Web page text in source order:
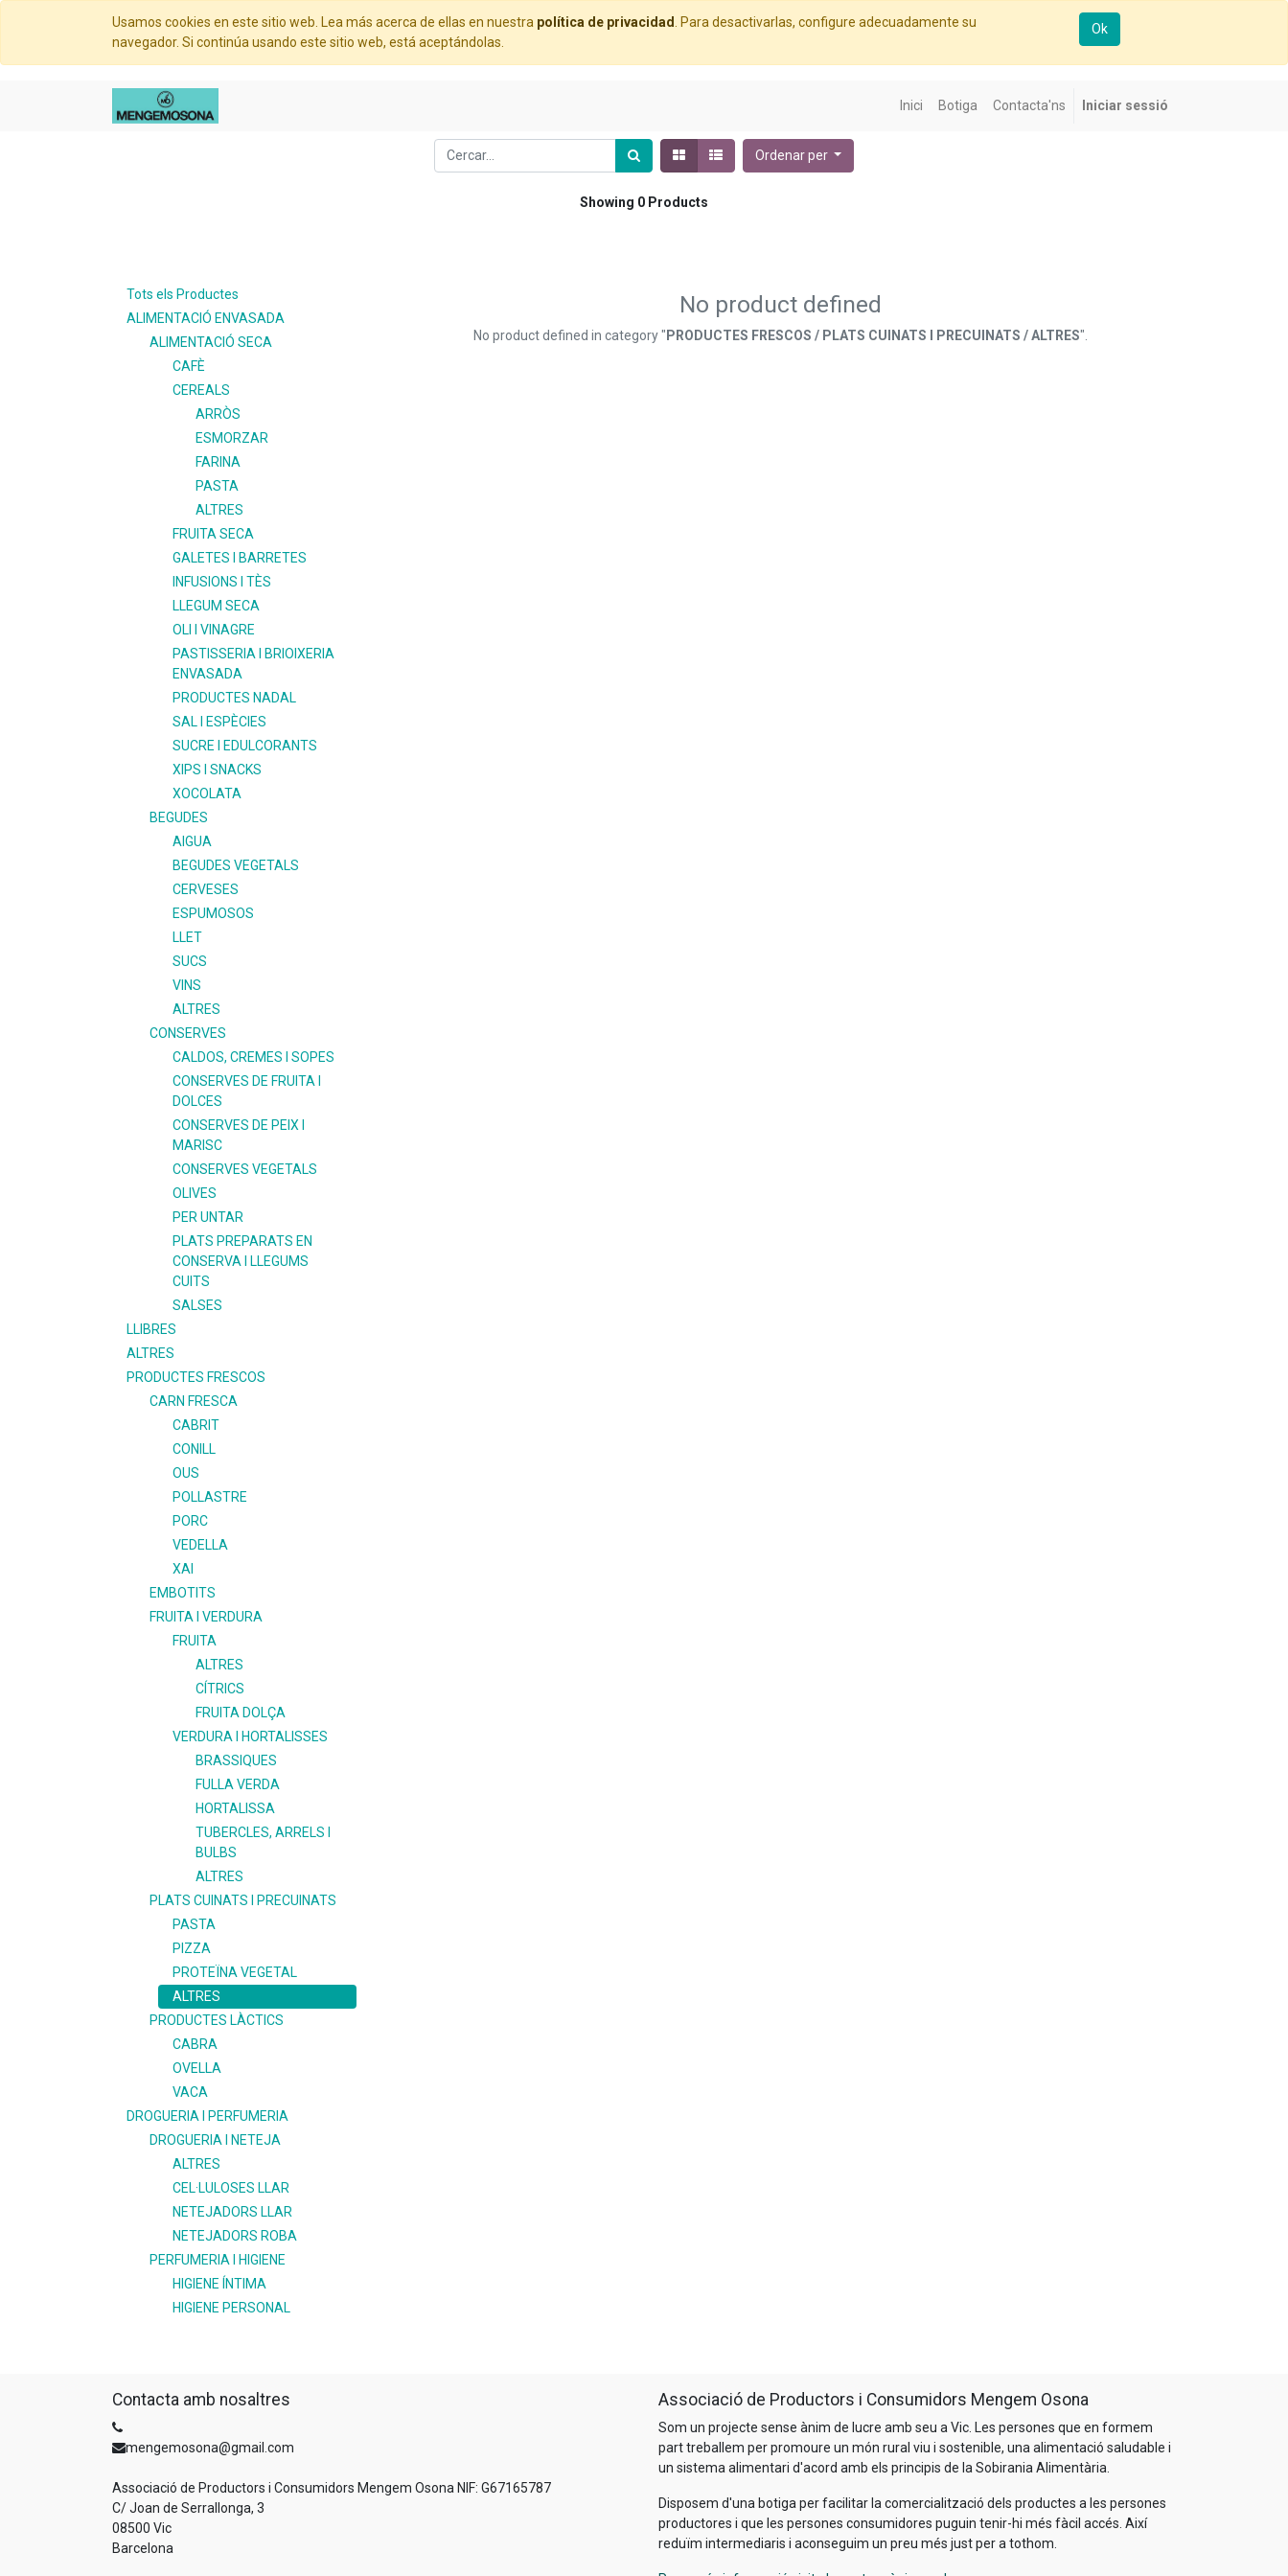
Usamos cookies en este sitio web. Lea más acerca de ellas en nuestra política de privacidad
. Para desactivarlas, configure adecuadamente su
navegador. Si continúa usando este sitio web, está aceptándolas.
Ok
Inici Botiga Contacta'ns Iniciar sessió
Ordenar per
Showing 0 Products
Tots els Productes
ALIMENTACIÓ ENVASADA
ALIMENTACIÓ SECA
CAFÈ
CEREALS
ARRÒS
ESMORZAR
FARINA
PASTA
ALTRES
FRUITA SECA
GALETES I BARRETES
INFUSIONS I TÈS
LLEGUM SECA
OLI I VINAGRE
PASTISSERIA I BRIOIXERIA
ENVASADA
PRODUCTES NADAL
SAL I ESPÈCIES
SUCRE I EDULCORANTS
XIPS I SNACKS
XOCOLATA
BEGUDES
AIGUA
BEGUDES VEGETALS
CERVESES
ESPUMOSOS
LLET
SUCS
VINS
ALTRES
CONSERVES
CALDOS, CREMES I SOPES
CONSERVES DE FRUITA I
DOLCES
CONSERVES DE PEIX I
MARISC
CONSERVES VEGETALS
OLIVES
PER UNTAR
PLATS PREPARATS EN
CONSERVA I LLEGUMS
CUITS
SALSES
LLIBRES
ALTRES
PRODUCTES FRESCOS
CARN FRESCA
CABRIT
CONILL
OUS
POLLASTRE
PORC
VEDELLA
XAI
EMBOTITS
FRUITA I VERDURA
FRUITA
ALTRES
CÍTRICS
FRUITA DOLÇA
VERDURA I HORTALISSES
BRASSIQUES
FULLA VERDA
HORTALISSA
TUBERCLES, ARRELS I
BULBS
ALTRES
PLATS CUINATS I PRECUINATS
PASTA
PIZZA
PROTEÏNA VEGETAL
ALTRES
PRODUCTES LÀCTICS
CABRA
OVELLA
VACA
DROGUERIA I PERFUMERIA
DROGUERIA I NETEJA
ALTRES
CEL·LULOSES LLAR
NETEJADORS LLAR
NETEJADORS ROBA
PERFUMERIA I HIGIENE
HIGIENE ÍNTIMA
HIGIENE PERSONAL
No product defined
No product defined in category " PRODUCTES FRESCOS / PLATS CUINATS I PRECUINATS / ALTRES".
Contacta amb nosaltres
mengemosona@gmail.com
Associació de Productors i Consumidors Mengem Osona NIF: G67165787
C/ Joan de Serrallonga, 3
08500 Vic
Barcelona
Associació de Productors i Consumidors Mengem Osona
Som un projecte sense ànim de lucre amb seu a Vic. Les persones que en formem
part treballem per promoure un món rural viu i sostenible, una alimentació saludable i
un sistema alimentari d'acord amb els principis de la Sobirania Alimentària.
Disposem d'una botiga per facilitar la comercialització dels productes a les persones
productores i que les persones consumidores puguin tenir-hi més fàcil accés. Així
reduïm intermediaris i aconseguim un preu més just per a tothom.